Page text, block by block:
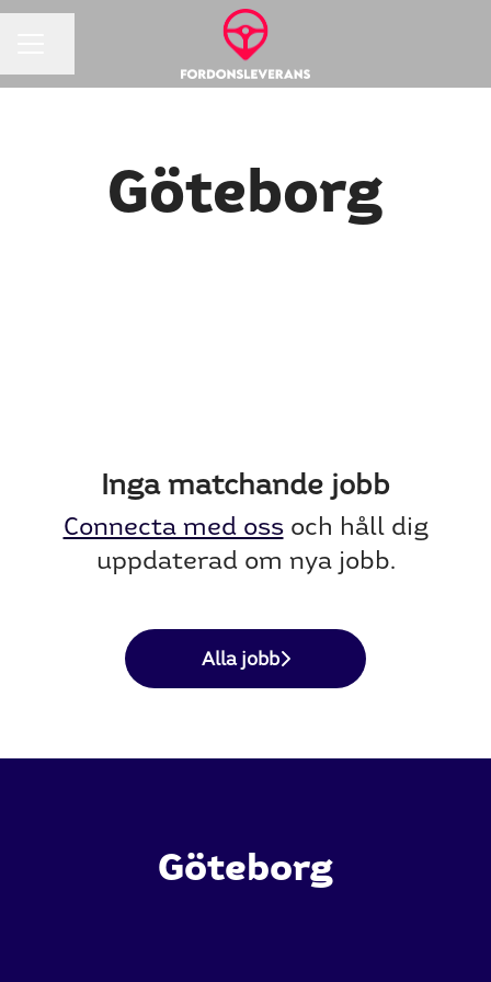
Göteborg
Inga matchande jobb
Connecta med ossoch håll dig
uppdaterad om nya jobb.
Alla jobb
Göteborg